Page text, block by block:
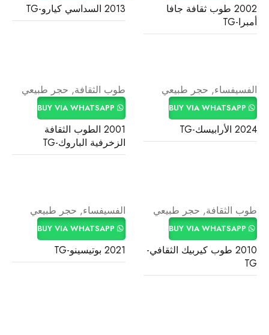
2002 طوب ثقافة جافا
أمبرا-TG
2013 السداسي كيارو-TG
الفسيفساء, حجر طبيعي
2024 الأرابيسك-TG
طوب الثقافة, حجر طبيعي
2001 الطوب الثقافة
الزخرفية الباروك-TG
طوب الثقافة, حجر طبيعي
2010 طوب كيربيك الثقافي-
TG
الفسيفساء, حجر طبيعي
2021 بوتيسينو-TG